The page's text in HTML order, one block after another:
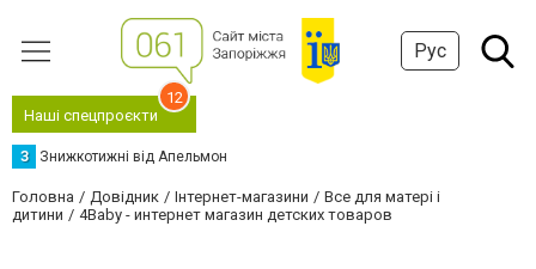
Рус
Наші спецпроєкти
12
З Знижкотижні від Апельмон
Головна Довідник Інтернет-магазини
Все для матері і
дитини
4Baby - интернет магазин детских товаров